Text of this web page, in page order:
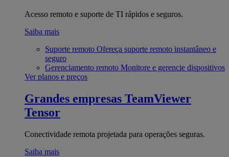
Acesso remoto e suporte de TI rápidos e seguros.
Saiba mais
Suporte remoto Ofereça suporte remoto instantâneo e
seguro
Gerenciamento remoto Monitore e gerencie dispositivos
Ver planos e preços
Grandes empresas TeamViewer
Tensor
Conectividade remota projetada para operações seguras.
Saiba mais